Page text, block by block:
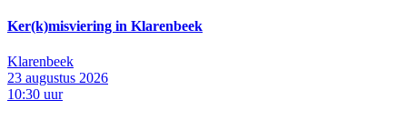
Ker(k)misviering in Klarenbeek
Klarenbeek
23 augustus 2026
10:30 uur